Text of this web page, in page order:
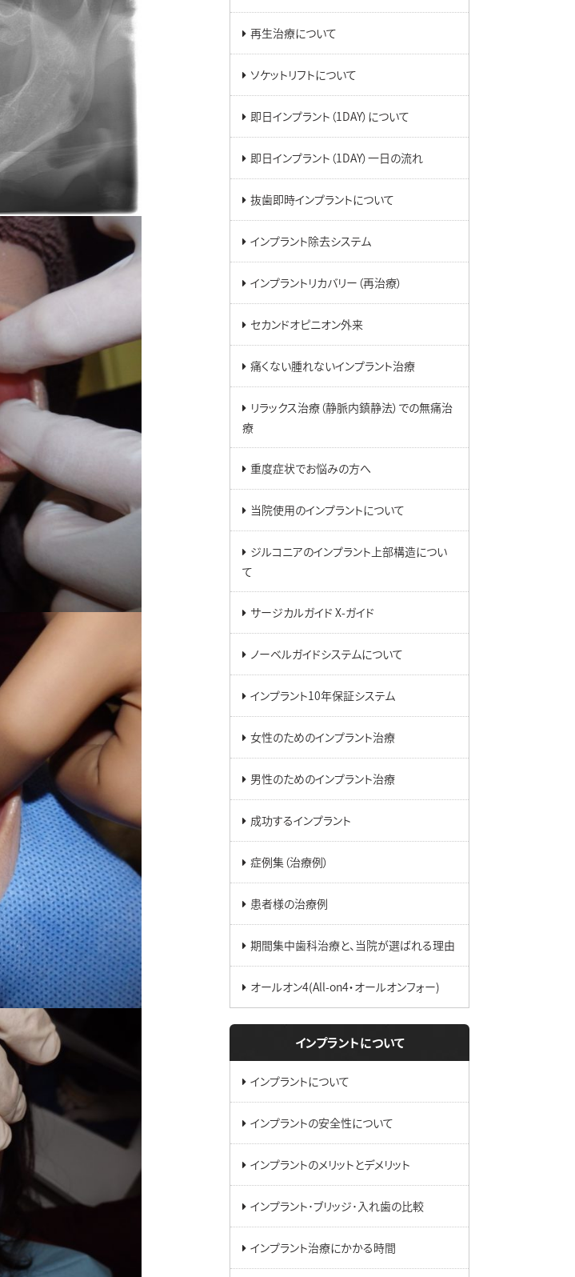
再生治療について
ソケットリフトについて
即日インプラント（1DAY）について
即日インプラント（1DAY）一日の流れ
抜歯即時インプラントについて
インプラント除去システム
インプラントリカバリー（再治療）
セカンドオピニオン外来
痛くない腫れないインプラント治療
リラックス治療（静脈内鎮静法）での無痛治
療
重度症状でお悩みの方へ
当院使用のインプラントについて
ジルコニアのインプラント上部構造につい
て
サージカルガイド X-ガイド
ノーベルガイドシステムについて
インプラント10年保証システム
女性のためのインプラント治療
男性のためのインプラント治療
成功するインプラント
症例集（治療例）
患者様の治療例
期間集中歯科治療と、当院が選ばれる理由
オールオン4(All-on4・オールオンフォー)
インプラントについて
インプラントについて
インプラントの安全性について
インプラントのメリットとデメリット
インプラント･ブリッジ･入れ歯の比較
インプラント治療にかかる時間